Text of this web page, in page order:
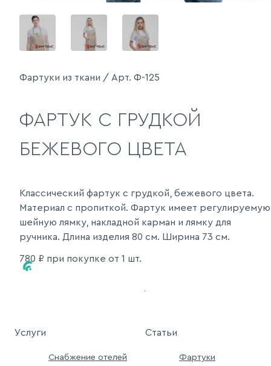
Фартуки из ткани / Арт. Ф-125
ФАРТУК С ГРУДКОЙ
БЕЖЕВОГО ЦВЕТА
Классический фартук с грудкой, бежевого цвета.
Материал с пропиткой. Фартук имеет регулируемую
шейную лямку, накладной карман и лямку для
ручника. Длина изделия 80 см. Ширина 73 см.
780 ₽ при покупке от 1 шт.
Услуги
Снабжение отелей
Статьи
Фартуки